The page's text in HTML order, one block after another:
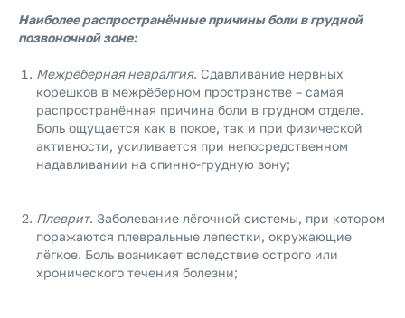
Наиболее распространённые причины боли в грудной
позвоночной зоне:
Межрёберная невралгия. Сдавливание нервных
корешков в межрёберном пространстве – самая
распространённая причина боли в грудном отделе.
Боль ощущается как в покое, так и при физической
активности, усиливается при непосредственном
надавливании на спинно-грудную зону;
Плеврит. Заболевание лёгочной системы, при котором
поражаются плевральные лепестки, окружающие
лёгкое. Боль возникает вследствие острого или
хронического течения болезни;